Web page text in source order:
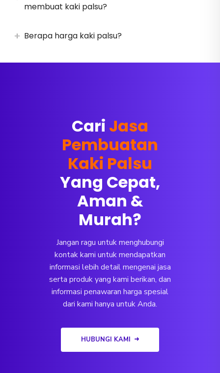
membuat kaki palsu?
Berapa harga kaki palsu?
Cari Jasa
Pembuatan
Kaki Palsu
Yang Cepat,
Aman &
Murah?
Jangan ragu untuk menghubungi
kontak kami untuk mendapatkan
informasi lebih detail mengenai jasa
serta produk yang kami berikan, dan
informasi penawaran harga spesial
dari kami hanya untuk Anda.
HUBUNGI KAMI